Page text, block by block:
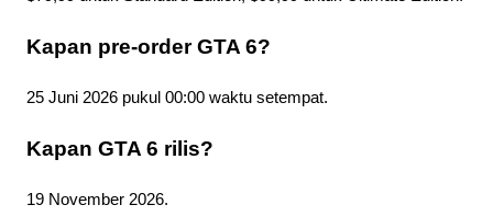
Kapan pre-order GTA 6?
25 Juni 2026 pukul 00:00 waktu setempat.
Kapan GTA 6 rilis?
19 November 2026.